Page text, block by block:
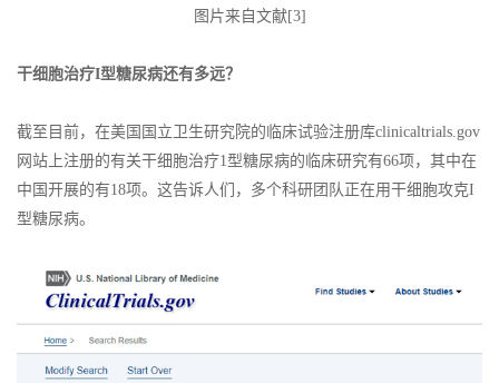
图片来自文献[3]
干细胞治疗I型糖尿病还有多远？
截至目前，在美国国立卫生研究院的临床试验注册库clinicaltrials.gov
网站上注册的有关干细胞治疗1型糖尿病的临床研究有66项，其中在
中国开展的有18项。这告诉人们，多个科研团队正在用干细胞攻克I
型糖尿病。